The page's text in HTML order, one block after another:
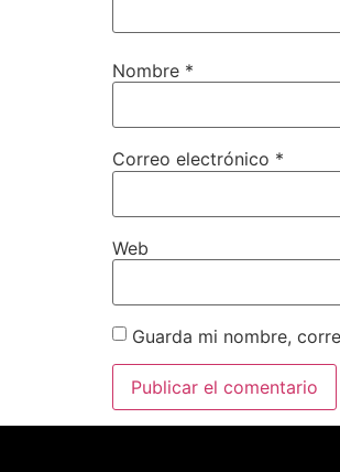
Nombre *
Correo electrónico *
Web
Guarda mi nombre,